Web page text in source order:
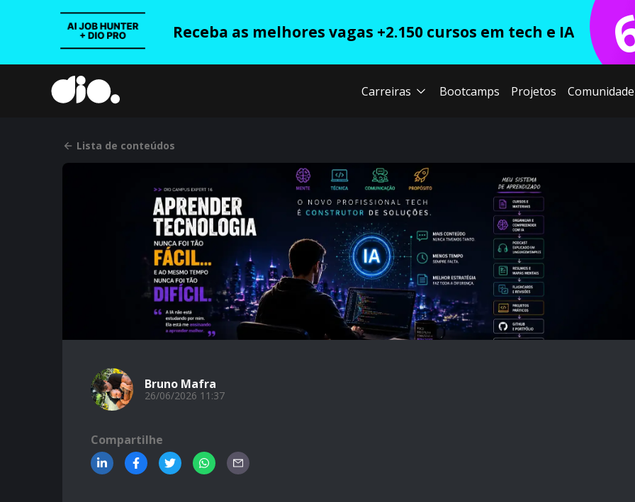
Receba as melhores vagas +2.150 cursos em tech e IA
Carreiras Bootcamps Projetos Comunidade
Lista de conteúdos
Bruno Mafra
26/06/2026 11:37
Compartilhe